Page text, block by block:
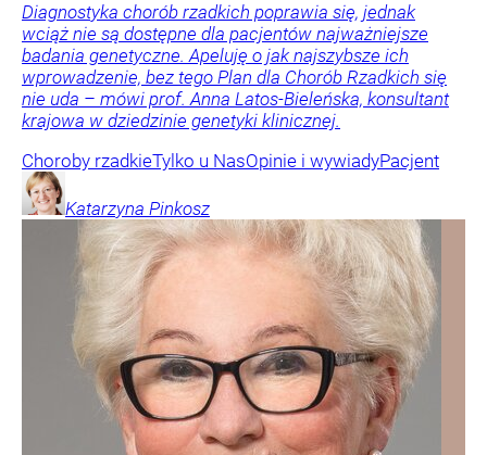
Diagnostyka chorób rzadkich poprawia się, jednak
wciąż nie są dostępne dla pacjentów najważniejsze
badania genetyczne. Apeluję o jak najszybsze ich
wprowadzenie, bez tego Plan dla Chorób Rzadkich się
nie uda – mówi prof. Anna Latos-Bieleńska, konsultant
krajowa w dziedzinie genetyki klinicznej.
Choroby rzadkieTylko u NasOpinie i wywiadyPacjent
Katarzyna Pinkosz